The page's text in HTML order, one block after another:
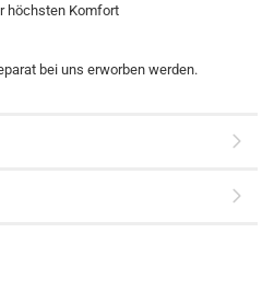
höchsten Komfort
bei uns erworben werden.